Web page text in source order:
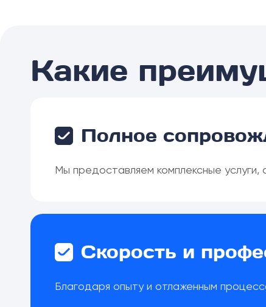
Какие
Полное
Мы предоставляем комплексные
Скорость и
Благодаря опыту и отлаженным